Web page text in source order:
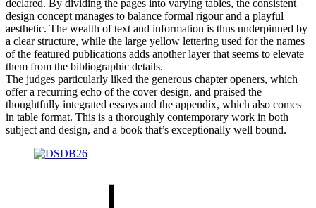
declared. By dividing the pages into varying tables, the consistent
design concept manages to balance formal rigour and a playful
aesthetic. The wealth of text and information is thus underpinned by
a clear structure, while the large yellow lettering used for the names
of the featured publications adds another layer that seems to elevate
them from the bibliographic details.
The judges particularly liked the generous chapter openers, which
offer a recurring echo of the cover design, and praised the
thoughtfully integrated essays and the appendix, which also comes
in table format. This is a thoroughly contemporary work in both
subject and design, and a book that’s exceptionally well bound.